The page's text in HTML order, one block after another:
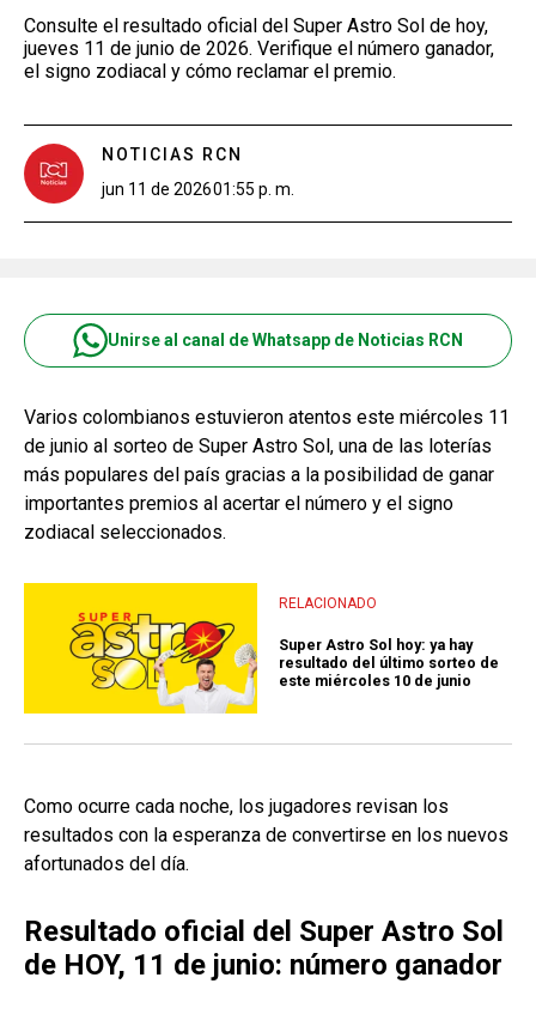
Consulte el resultado oficial del Super Astro Sol de hoy,
jueves 11 de junio de 2026. Verifique el número ganador,
el signo zodiacal y cómo reclamar el premio.
NOTICIAS RCN
jun 11 de 202601:55 p. m.
Unirse al canal de Whatsapp de Noticias RCN
Varios colombianos estuvieron atentos este miércoles 11
de junio al sorteo de Super Astro Sol, una de las loterías
más populares del país gracias a la posibilidad de ganar
importantes premios al acertar el número y el signo
zodiacal seleccionados.
RELACIONADO
Super Astro Sol hoy: ya hay
resultado del último sorteo de
este miércoles 10 de junio
Como ocurre cada noche, los jugadores revisan los
resultados con la esperanza de convertirse en los nuevos
afortunados del día.
Resultado oficial del Super Astro Sol
de HOY, 11 de junio: número ganador